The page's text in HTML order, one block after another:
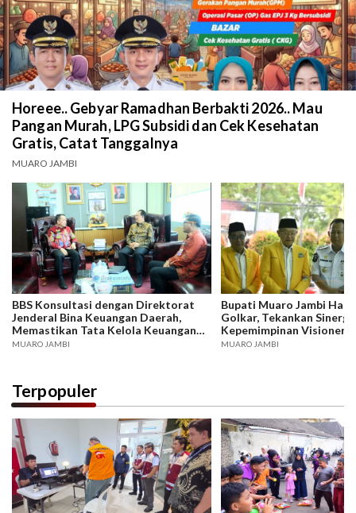
Horeee.. Gebyar Ramadhan Berbakti 2026.. Mau
Pangan Murah, LPG Subsidi dan Cek Kesehatan
Gratis, Catat Tanggalnya
MUARO JAMBI
BBS Konsultasi dengan Direktorat
Jenderal Bina Keuangan Daerah,
Memastikan Tata Kelola Keuangan
Daerah Berjalan Sesuai Regulasi dan
MUARO JAMBI
Bupati Muaro Jambi
Golkar, Tekankan Sinergi
Kepemimpinan Visioner
MUARO JAMBI
Terpopuler